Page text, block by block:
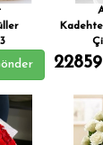
Kadehte
22859